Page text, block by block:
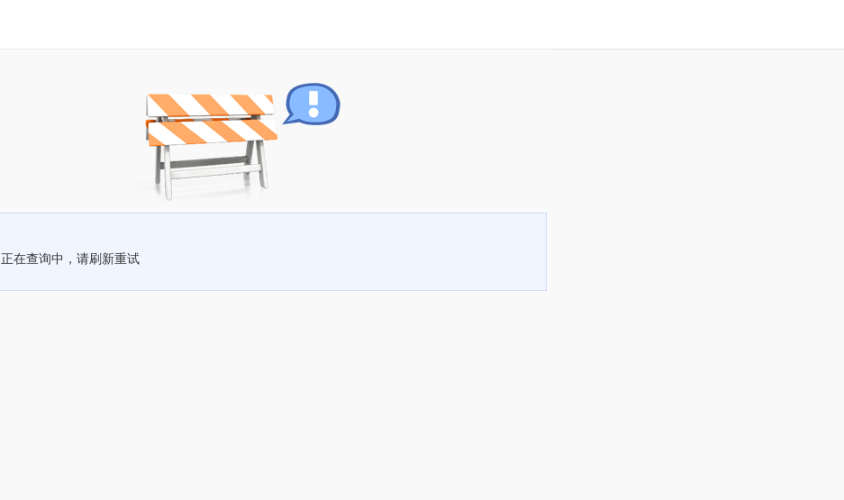
正在查询中，请刷新重试